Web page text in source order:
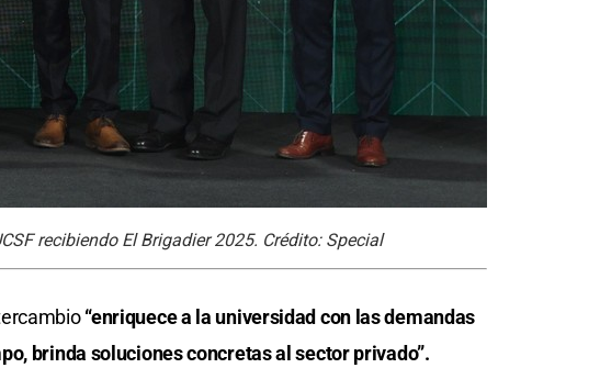
recibiendo El Brigadier 2025. Crédito: Special
“enriquece a la universidad con las demandas
brinda soluciones concretas al sector privado”.